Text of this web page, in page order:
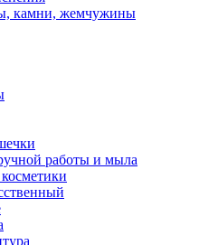
камни, жемчужины
работы и мыла